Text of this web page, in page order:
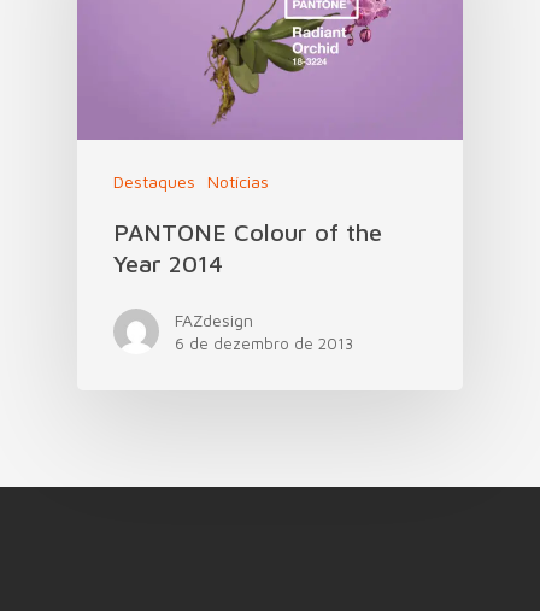
Destaques Notícias
PANTONE Colour of the
Year 2014
FAZdesign
6 de dezembro de 2013